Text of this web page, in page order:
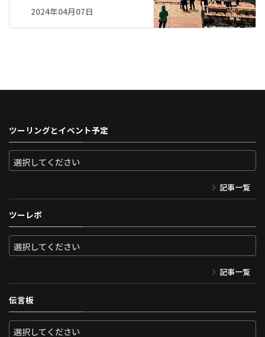
2024年04月07日
ツーリングとイベント予定
記事一覧
ツーレポ
記事一覧
伝言板